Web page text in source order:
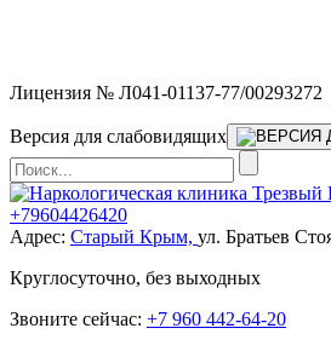
Лицензия № Л041-01137-77/00293272
Версия для слабовидящих
+79604426420
Адрес: Старый Крым, ул. Братьев
Круглосуточно, без выходных
Звоните сейчас: +7 960 442-64-20